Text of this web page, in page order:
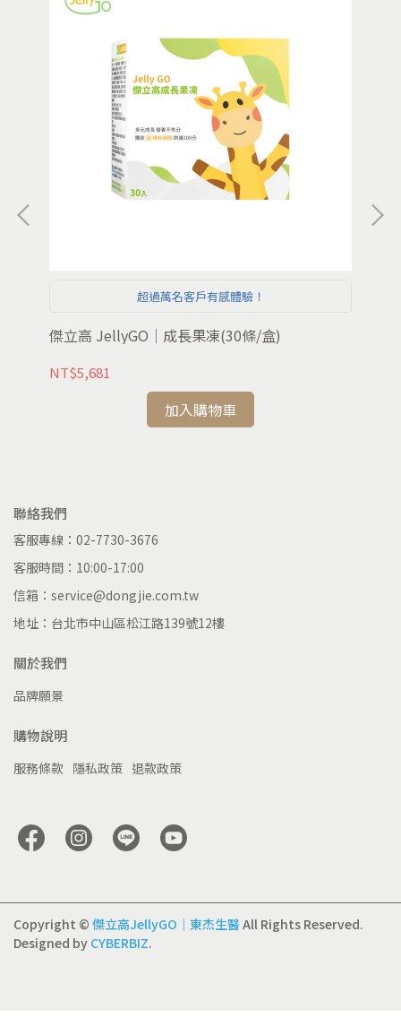
超過萬名客戶有感體驗！
傑立高 JellyGO｜成長果凍(30條/盒)
NT$5,681
加入購物車
聯絡我們
客服專線：02-7730-3676
客服時間：10:00-17:00
信箱：service@dongjie.com.tw
地址：台北市中山區松江路139號12樓
關於我們
品牌願景
購物說明
服務條款 隱私政策 退款政策
Copyright © 傑立高JellyGO｜東杰生醫All Rights Reserved.
Designed by CYBERBIZ.